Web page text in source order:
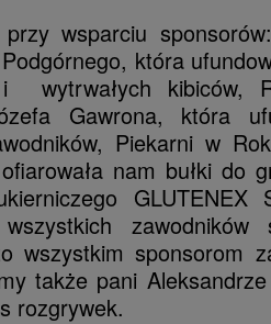
wsparciu
która
wytrwałych kibiców,
Gawrona, która
Piekarni w
nam bułki do
zawodników
wszystkim sponsorom
także pani
rozgrywek.